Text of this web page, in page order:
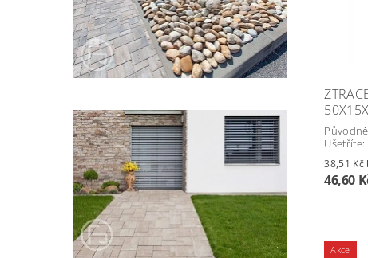
Ušetříte:
46,60
Akce